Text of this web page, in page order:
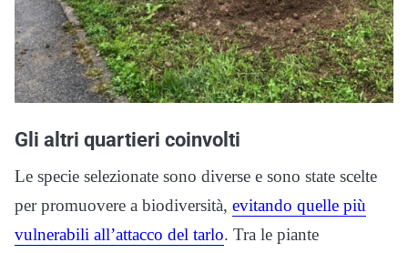
Gli altri quartieri coinvolti
Le specie selezionate sono diverse e sono state scelte
per promuovere a biodiversità, evitando quelle più
vulnerabili all’attacco del tarlo. Tra le piante